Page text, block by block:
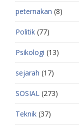
peternakan (8)
Politik (77)
Psikologi (13)
sejarah (17)
SOSIAL (273)
Teknik (37)